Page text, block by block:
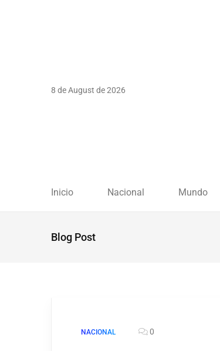
8 de August de 2026
Inicio Nacional Mundo
Blog Post
NACIONAL 0